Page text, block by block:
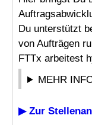
Du unterstützt
von Aufträgen
FTTx arbeitest
MEHR
▶ Zur